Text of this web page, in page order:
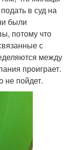
в суд на
были
потому что
с
между
проиграет.
не пойдет.